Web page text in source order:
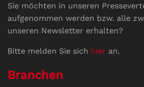
Sie möchten in unseren
aufgenommen werden bzw. alle
unseren Newsletter erhalten?
Bitte melden Sie sich hier an.
Branchen